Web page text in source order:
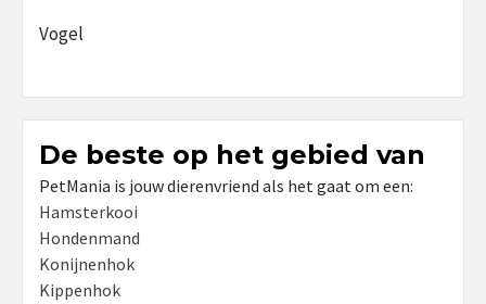
Vogel
De beste op het gebied van
PetMania is jouw dierenvriend als het gaat om een:
Hamsterkooi
Hondenmand
Konijnenhok
Kippenhok